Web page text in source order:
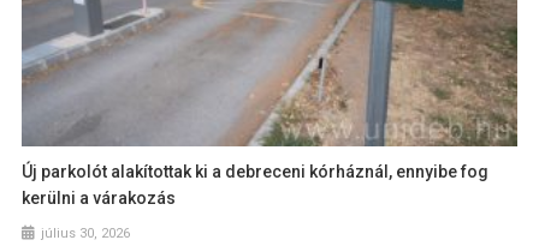
Új parkolót alakítottak ki a debreceni kórháznál, ennyibe fog
kerülni a várakozás
július 30, 2026